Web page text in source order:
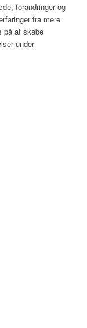
forandringer og
fra mere
på at skabe
under